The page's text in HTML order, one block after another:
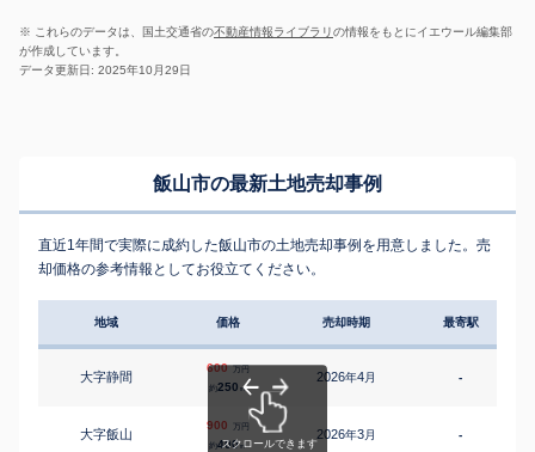
※ これらのデータは、国土交通省の不動産情報ライブラリの情報をもとにイエウール編集部
が作成しています。
データ更新日: 2025年10月29日
飯山市の最新土地売却事例
直近1年間で実際に成約した飯山市の土地売却事例を用意しました。売
却価格の参考情報としてお役立てください。
地域 価格 売却時期 最寄駅
大字静間
600 万円
約250 ㎡
2026年4月 -
大字飯山
900 万円
約400㎡
2026年3月 -